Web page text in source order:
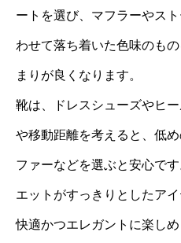
ートを選び、マフラーやス
わせて落ち着いた色味のも
まりが良くなります。
靴は、ドレスシューズやヒ
や移動距離を考えると、低
ファーなどを選ぶと安心で
エットがすっきりとしたア
快適かつエレガントに楽しめ